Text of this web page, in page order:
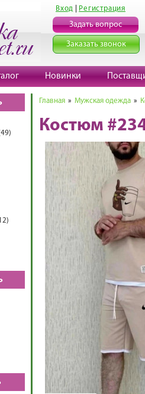
Вход Регистрация
Задать вопрос
Заказать звонок
Новинки
Главная » Мужская одежда »
Костюм